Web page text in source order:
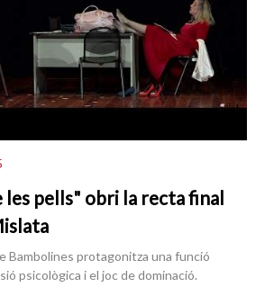
les pells" obri la recta final
Bambolines protagonitza una funció
psicològica i el joc de dominació.